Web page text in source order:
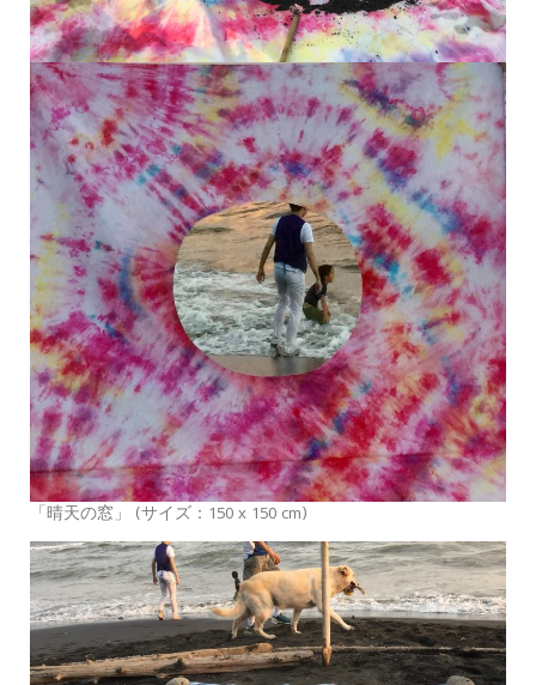
「晴天の窓」 (サイズ：150 x 150 cm)